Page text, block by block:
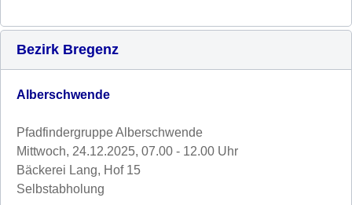
Bezirk Bregenz
Alberschwende
Pfadfindergruppe Alberschwende
Mittwoch, 24.12.2025, 07.00 - 12.00 Uhr
Bäckerei Lang, Hof 15
Selbstabholung